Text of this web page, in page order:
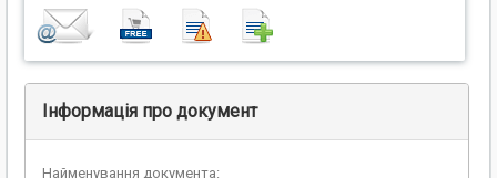
Інформація про документ
Найменування документа: